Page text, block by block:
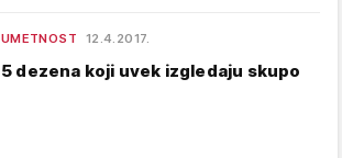
UMETNOST 12.4.2017.
5 dezena koji uvek izgledaju skupo